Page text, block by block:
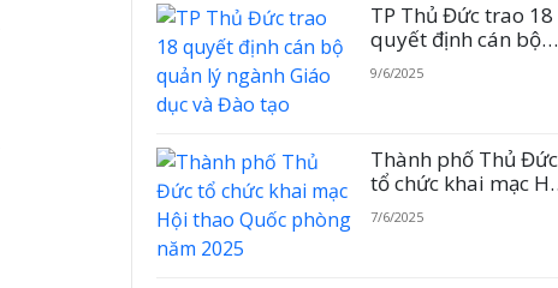
TP Thủ Đức trao 18
quyết định cán bộ
quản lý ngành Giáo
dục và Đào tạo
9/6/2025
Thành phố Thủ Đức
tổ chức khai mạc
thao Quốc phòng
năm 2025
7/6/2025